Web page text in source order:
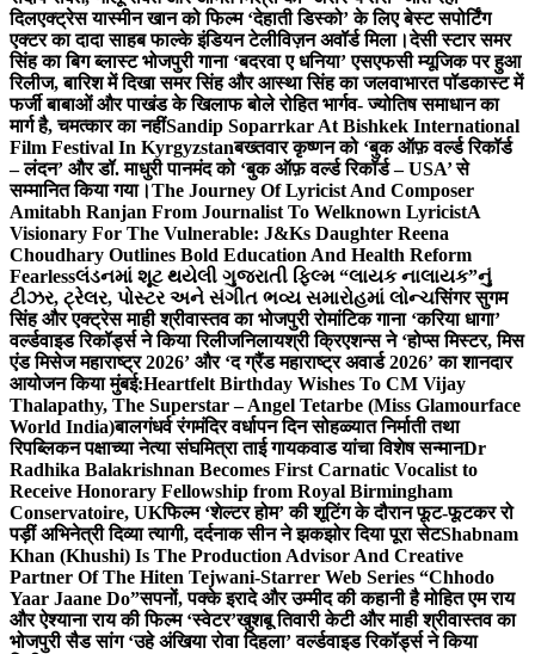
दिलएक्ट्रेस यास्मीन खान को फिल्म ‘देहाती डिस्को’ के लिए बेस्ट सपोर्टिंग
एक्टर का दादा साहब फाल्के इंडियन टेलीविज़न अवॉर्ड मिला।देसी स्टार समर
सिंह का बिग ब्लास्ट भोजपुरी गाना ‘बदरवा ए धनिया’ एसएफसी म्यूजिक पर हुआ
रिलीज, बारिश में दिखा समर सिंह और आस्था सिंह का जलवाभारत पॉडकास्ट में
फर्जी बाबाओं और पाखंड के खिलाफ बोले रोहित भार्गव- ज्योतिष समाधान का
मार्ग है, चमत्कार का नहींSandip Soparrkar At Bishkek International
Film Festival In Kyrgyzstanबख्तवार कृष्णन को ‘बुक ऑफ़ वर्ल्ड रिकॉर्ड
– लंदन’ और डॉ. माधुरी पानमंद को ‘बुक ऑफ़ वर्ल्ड रिकॉर्ड – USA’ से
सम्मानित किया गया।The Journey Of Lyricist And Composer
Amitabh Ranjan From Journalist To Welknown LyricistA
Visionary For The Vulnerable: J&Ks Daughter Reena
Choudhary Outlines Bold Education And Health Reform
Fearlessલંડનમાં શૂટ થયેલી ગુજરાતી ફિલ્મ “લાયક નાલાયક”નું
ટીઝર, ટ્રેલર, પોસ્ટર અને સંગીત ભવ્ય સમારોહમાં લોન્ચसिंगर सुगम
सिंह और एक्ट्रेस माही श्रीवास्तव का भोजपुरी रोमांटिक गाना ‘करिया धागा’
वर्ल्डवाइड रिकॉर्ड्स ने किया रिलीजनिलायश्री क्रिएशन्स ने ‘होप्स मिस्टर, मिस
एंड मिसेज महाराष्ट्र 2026’ और ‘द ग्रैंड महाराष्ट्र अवार्ड 2026’ का शानदार
आयोजन किया मुंबई:Heartfelt Birthday Wishes To CM Vijay
Thalapathy, The Superstar – Angel Tetarbe (Miss Glamourface
World India)बालगंधर्व रंगमंदिर वर्धापन दिन सोहळ्यात निर्माती तथा
रिपब्लिकन पक्षाच्या नेत्या संघमित्रा ताई गायकवाड यांचा विशेष सन्मानDr
Radhika Balakrishnan Becomes First Carnatic Vocalist to
Receive Honorary Fellowship from Royal Birmingham
Conservatoire, UKफिल्म ‘शेल्टर होम’ की शूटिंग के दौरान फूट-फूटकर रो
पड़ीं अभिनेत्री दिव्या त्यागी, दर्दनाक सीन ने झकझोर दिया पूरा सेटShabnam
Khan (Khushi) Is The Production Advisor And Creative
Partner Of The Hiten Tejwani-Starrer Web Series “Chhodo
Yaar Jaane Do”सपनों, पक्के इरादे और उम्मीद की कहानी है मोहित एम राय
और ऐश्याना राय की फिल्म ‘स्वेटर’खुशबू तिवारी केटी और माही श्रीवास्तव का
भोजपुरी सैड सांग ‘उहे अंखिया रोवा दिहला’ वर्ल्डवाइड रिकॉर्ड्स ने किया